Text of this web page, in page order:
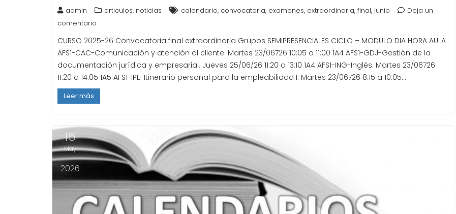
admin articulos, noticias calendario, convocatoria, examenes, extraordinaria, final, junio
Deja un
comentario
CURSO 2025-26 Convocatoria final extraordinaria Grupos SEMIPRESENCIALES CICLO – MODULO DIA HORA AULA
AFS1-CAC-Comunicación y atención al cliente. Martes 23/06726 10:05 a 11:00 1A4 AFS1-GDJ-Gestión de la
documentación jurídica y empresarial. Jueves 25/06/26 11:20 a 13:10 1A4 AFS1-ING-Inglés. Martes 23/06726
11:20 a 14:05 1A5 AFS1-IPE-Itinerario personal para la empleabilidad I. Martes 23/06726 8:15 a 10:05…
Leer más
15
May
2026